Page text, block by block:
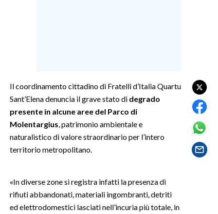
CULTURA
SPETTACOLI
GOSSIP
SARDEGNA TURISMO
SARDI NEL MONDO
Il coordinamento cittadino di Fratelli d’Italia Quartu
Sant’Elena denuncia il grave stato di degrado
presente in alcune aree del Parco di
Molentargius , patrimonio ambientale e
naturalistico di valore straordinario per l’intero
territorio metropolitano.
«In diverse zone si registra infatti la presenza di
rifiuti abbandonati, materiali ingombranti, detriti
ed elettrodomestici lasciati nell’incuria più totale, in